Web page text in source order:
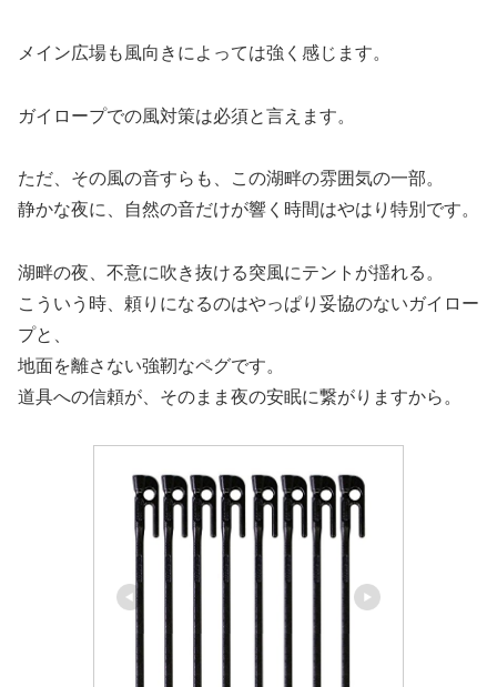
メイン広場も風向きによっては強く感じます。
ガイロープでの風対策は必須と言えます。
ただ、その風の音すらも、この湖畔の雰囲気の一部。
静かな夜に、自然の音だけが響く時間はやはり特別です。
湖畔の夜、不意に吹き抜ける突風にテントが揺れる。
こういう時、頼りになるのはやっぱり妥協のないガイロー
プと、
地面を離さない強靭なペグです。
道具への信頼が、そのまま夜の安眠に繋がりますから。